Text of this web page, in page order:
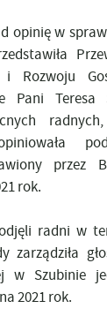
opinię w
Rozwoju
Pani Teresa
przez
rok.
radni w
zarządziła
w Szubinie
2021 rok.